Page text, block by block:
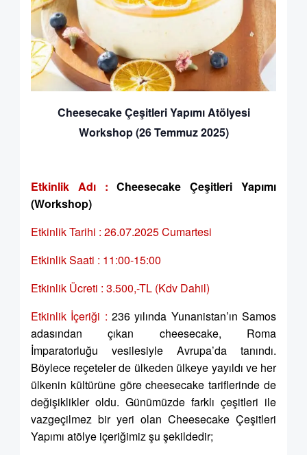
Cheesecake Çeşitleri Yapımı Atölyesi
Workshop (26 Temmuz 2025)
Etkinlik Adı :Cheesecake Çeşitleri Yapımı
(Workshop)
Etkinlik Tarihi : 26.07.2025 Cumartesi
Etkinlik Saati : 11:00-15:00
Etkinlik Ücreti : 3.500,-TL (Kdv Dahil)
Etkinlik İçeriği : 236 yılında Yunanistan’ın Samos
adasından çıkan cheesecake, Roma
İmparatorluğu vesilesiyle Avrupa’da tanındı.
Böylece reçeteler de ülkeden ülkeye yayıldı ve her
ülkenin kültürüne göre cheesecake tariflerinde de
değişiklikler oldu. Günümüzde farklı çeşitleri ile
vazgeçilmez bir yeri olan Cheesecake Çeşitleri
Yapımı atölye içeriğimiz şu şekildedir;